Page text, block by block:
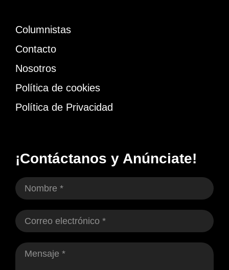
Columnistas
Contacto
Nosotros
Política de cookies
Política de Privacidad
¡Contáctanos y Anúnciate!